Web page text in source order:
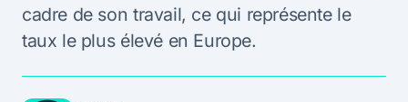
cadre de son travail, ce qui représente le
taux le plus élevé en Europe.